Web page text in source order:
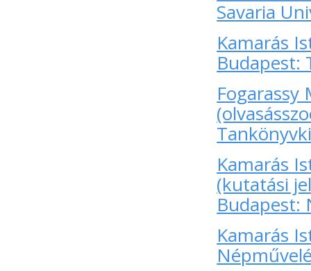
Savaria
Kamarás
Budapest:
Fogarassy
Kamarás
(kutatási
Budapest:
Kamarás